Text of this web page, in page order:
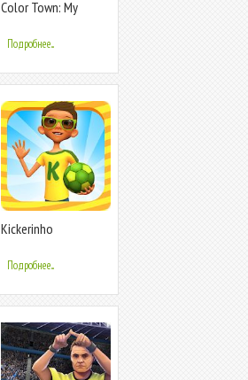
Color Town: My
Подробнее...
Kickerinho
Подробнее...